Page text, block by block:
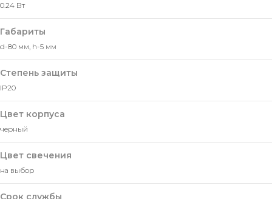
0.24 Вт
Габариты
d-80 мм, h-5 мм
Степень защиты
IP20
Цвет корпуса
черный
Цвет свечения
на выбор
Срок службы